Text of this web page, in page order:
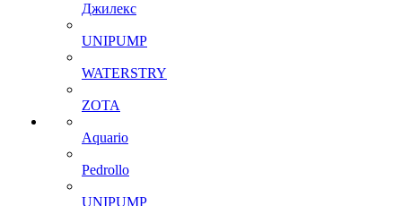
Джилекс
UNIPUMP
WATERSTRY
ZOTA
Aquario
Pedrollo
UNIPUMP